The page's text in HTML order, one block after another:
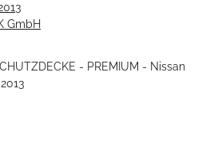
GmbH
- PREMIUM - Nissan